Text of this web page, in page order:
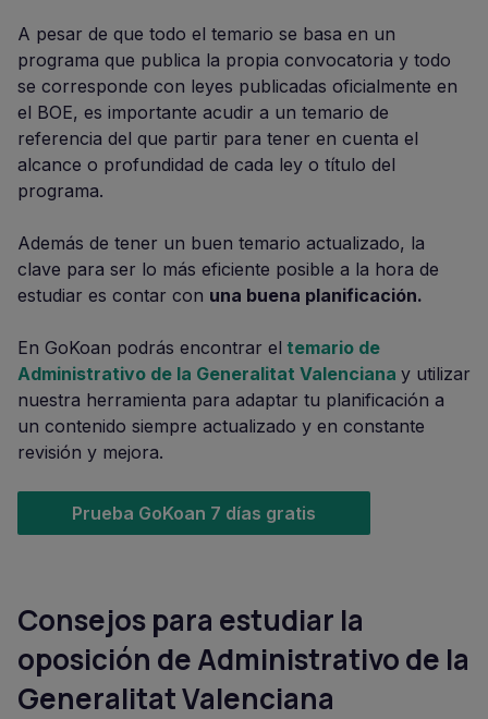
A pesar de que todo el temario se basa en un
programa que publica la propia convocatoria y todo
se corresponde con leyes publicadas oficialmente en
el BOE, es importante acudir a un temario de
referencia del que partir para tener en cuenta el
alcance o profundidad de cada ley o título del
programa.
Además de tener un buen temario actualizado, la
clave para ser lo más eficiente posible a la hora de
estudiar es contar con una buena planificación.
En GoKoan podrás encontrar el temario de
Administrativo de la Generalitat Valenciana y utilizar
nuestra herramienta para adaptar tu planificación a
un contenido siempre actualizado y en constante
revisión y mejora.
Prueba GoKoan 7 días gratis
Consejos para estudiar la
oposición de Administrativo de la
Generalitat Valenciana